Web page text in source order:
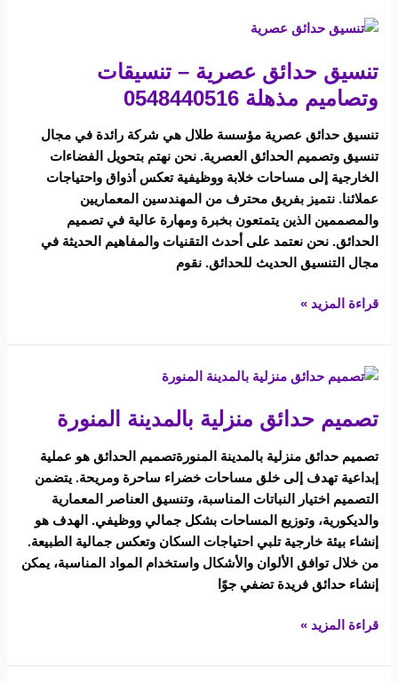
تنسيق حدائق عصرية – تنسيقات
وتصاميم مذهلة 0548440516
تنسيق حدائق عصرية مؤسسة طلال هي شركة رائدة في مجال
تنسيق وتصميم الحدائق العصرية. نحن نهتم بتحويل الفضاءات
الخارجية إلى مساحات خلابة ووظيفية تعكس أذواق واحتياجات
عملائنا. نتميز بفريق محترف من المهندسين المعماريين
والمصممين الذين يتمتعون بخبرة ومهارة عالية في تصميم
الحدائق. نحن نعتمد على أحدث التقنيات والمفاهيم الحديثة في
مجال التنسيق الحديث للحدائق. نقوم
تنسيق
عصرية
تنسيقات
وتصاميم
مذهلة
0548440516
قراءة المزيد »
تصميم حدائق منزلية بالمدينة المنورة
تصميم حدائق منزلية بالمدينة المنورةتصميم الحدائق هو عملية
إبداعية تهدف إلى خلق مساحات خضراء ساحرة ومريحة. يتضمن
التصميم اختيار النباتات المناسبة، وتنسيق العناصر المعمارية
والديكورية، وتوزيع المساحات بشكل جمالي ووظيفي. الهدف هو
إنشاء بيئة خارجية تلبي احتياجات السكان وتعكس جمالية الطبيعة.
من خلال توافق الألوان والأشكال واستخدام المواد المناسبة، يمكن
إنشاء حدائق فريدة تضفي جوًا
تصميم
منزلية
المنورة
قراءة المزيد »